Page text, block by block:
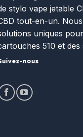
stylo vape jetable
tout-en-un.
uniques
510 et des
nous